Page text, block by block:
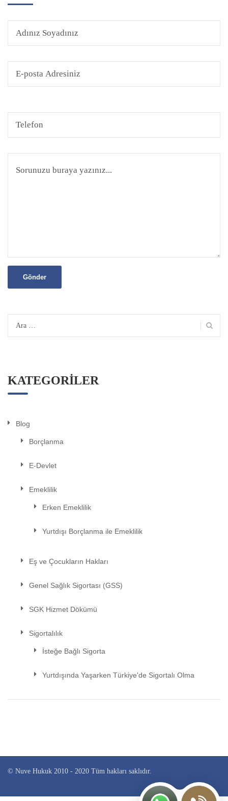
KATEGORILER
Blog
Borçlanma
E-Devlet
Emeklilik
Erken Emeklilik
Yurtdışı Borçlanma ile Emeklilik
Eş ve Çocukların Hakları
Genel Sağlık Sigortası (GSS)
SGK Hizmet Dökümü
Sigortalılık
İsteğe Bağlı Sigorta
Yurtdışında Yaşarken Türkiye'de Sigortalı Olma
© Nuve Hukuk 2010 - 2020 Tüm hakları saklıdır.